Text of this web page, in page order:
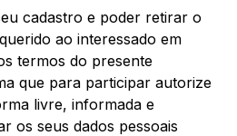
cadastro e poder retirar o
ao interessado em
termos do presente
que para participar autorize
livre, informada e
os seus dados pessoais